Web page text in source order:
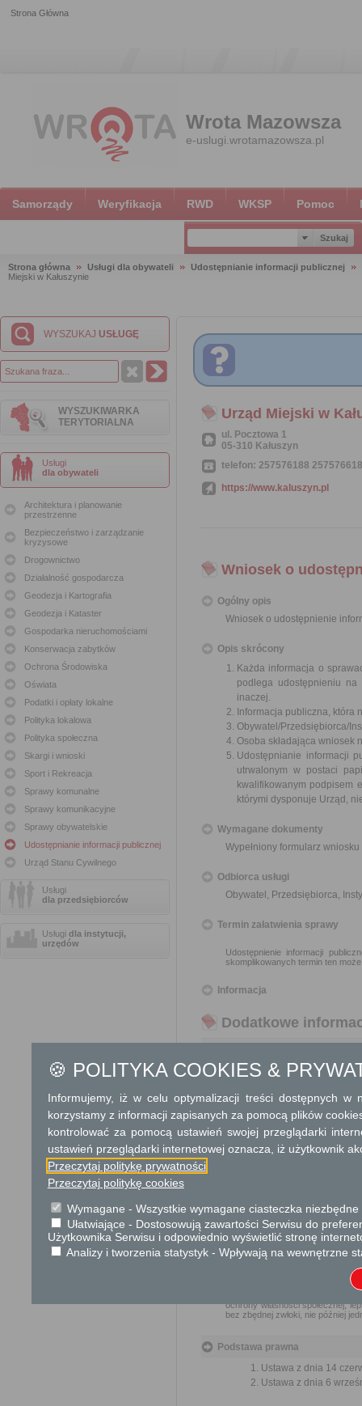
Strona Główna
Wrota Mazowsza
e-uslugi.wrotamazowsza.pl
Samorządy Weryfikacja RWD WKSP Pomoc
Strona główna Usługi dla obywateli
Udostępnianie informacji publicznej
Miejski w Kałuszynie
WYSZUKAJ USŁUGĘ
WYSZUKIWARKA
TERYTORIALNA
Usługi
dla obywateli
Architektura i planowanie
przestrzenne
Bezpieczeństwo i zarządzanie
kryzysowe
Drogownictwo
Działalność gospodarcza
Geodezja i Kartografia
Geodezja i Kataster
Gospodarka nieruchomościami
Konserwacja zabytków
Ochrona Środowiska
Oświata
Podatki i opłaty lokalne
Polityka lokalowa
Polityka społeczna
Skargi i wnioski
Sport i Rekreacja
Sprawy komunalne
Sprawy komunikacyjne
Sprawy obywatelskie
Udostępnianie informacji publicznej
Urząd Stanu Cywilnego
Usługi
dla przedsiębiorców
Usługi dla instytucji,
urzędów
Urząd Miejski w
ul. Pocztowa 1
05-310 Kałuszyn
telefon: 257576188
https://www.kaluszyn.pl
Wniosek o
Ogólny opis
Wniosek o udostępnienie
Opis skrócony
Każda informacja o
podlega udostępnieniu
inaczej.
Informacja publiczna, która
Obywatel/Przedsiębiorca/
Osoba składająca wniosek
Udostępnianie informacji
utrwalonym w postaci
kwalifikowanym podpisem
którymi dysponuje Urząd,
Wymagane dokumenty
Wypełniony formularz
Odbiorca usługi
Obywatel, Przedsiębiorca,
Termin załatwienia sprawy
Udostępnienie informacji
skomplikowanych termin ten
Informacja
Dodatkowe
Informacja publiczna
związane ze sposobem
wnioskodawcy opłatę w
Urząd lub organ informuje
terminie 14 dni od dnia
Skargi i wnioski
Przedmiotem skargi może być
naruszenie praworządności lub
ochrony własności społecznej,
bez zbędnej zwłoki, nie później
Podstawa prawna
Ustawa z dnia 14
Ustawa z dnia 6
🍪 POLITYKA COOKIES &
Informujemy, iż w celu optymalizacji treści dostępnych w
korzystamy z informacji zapisanych za pomocą plików
kontrolować za pomocą ustawień swojej przeglądarki
ustawień przeglądarki internetowej oznacza, iż użytkownik
Przeczytaj politykę prywatności
Przeczytaj politykę cookies
Wymagane - Wszystkie wymagane ciasteczka
Ułatwiające - Dostosowują zawartości Serwisu do
Użytkownika Serwisu i odpowiednio wyświetlić stronę
Analizy i tworzenia statystyk - Wpływają na wewnętrzne